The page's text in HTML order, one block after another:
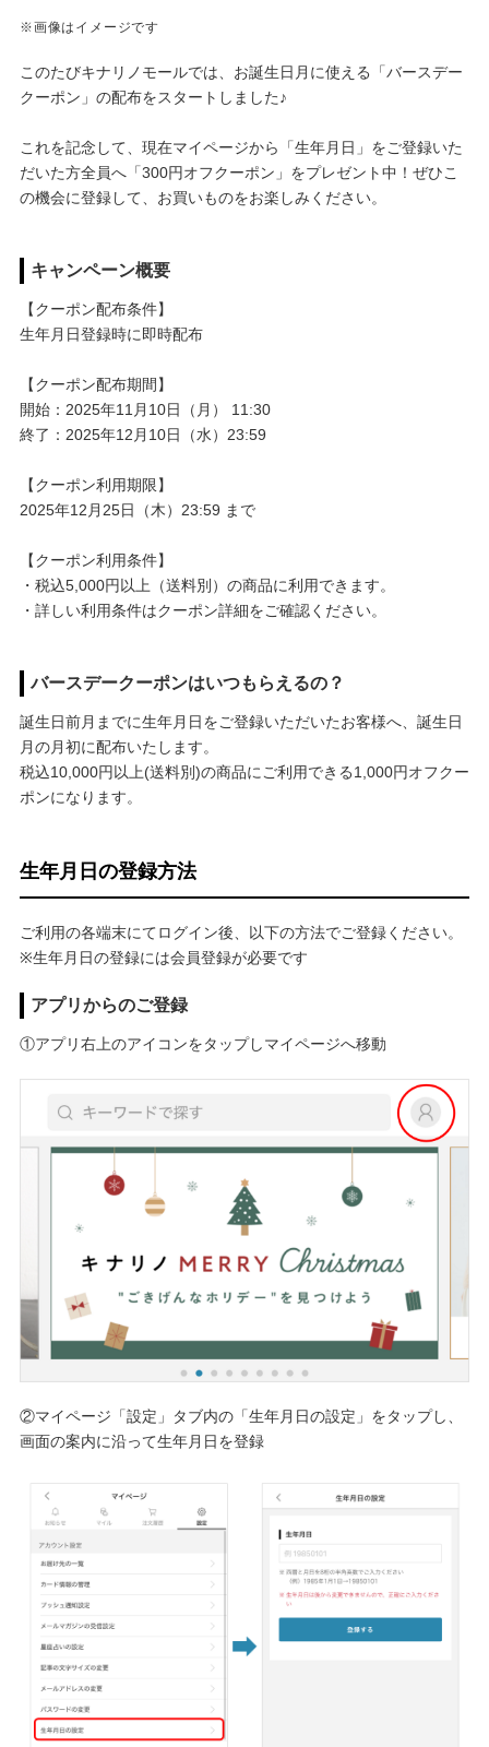
※画像はイメージです
このたびキナリノモールでは、お誕生日月に使える「バースデー
クーポン」の配布をスタートしました♪
これを記念して、現在マイページから「生年月日」をご登録いた
だいた方全員へ「300円オフクーポン」をプレゼント中！ぜひこ
の機会に登録して、お買いものをお楽しみください。
キャンペーン概要
【クーポン配布条件】
生年月日登録時に即時配布
【クーポン配布期間】
開始：2025年11月10日（月） 11:30
終了：2025年12月10日（水）23:59
【クーポン利用期限】
2025年12月25日（木）23:59 まで
【クーポン利用条件】
・税込5,000円以上（送料別）の商品に利用できます。
・詳しい利用条件はクーポン詳細をご確認ください。
バースデークーポンはいつもらえるの？
誕生日前月までに生年月日をご登録いただいたお客様へ、誕生日
月の月初に配布いたします。
税込10,000円以上(送料別)の商品にご利用できる1,000円オフクー
ポンになります。
生年月日の登録方法
ご利用の各端末にてログイン後、以下の方法でご登録ください。
※生年月日の登録には会員登録が必要です
アプリからのご登録
①アプリ右上のアイコンをタップしマイページへ移動
②マイページ「設定」タブ内の「生年月日の設定」をタップし、
画面の案内に沿って生年月日を登録